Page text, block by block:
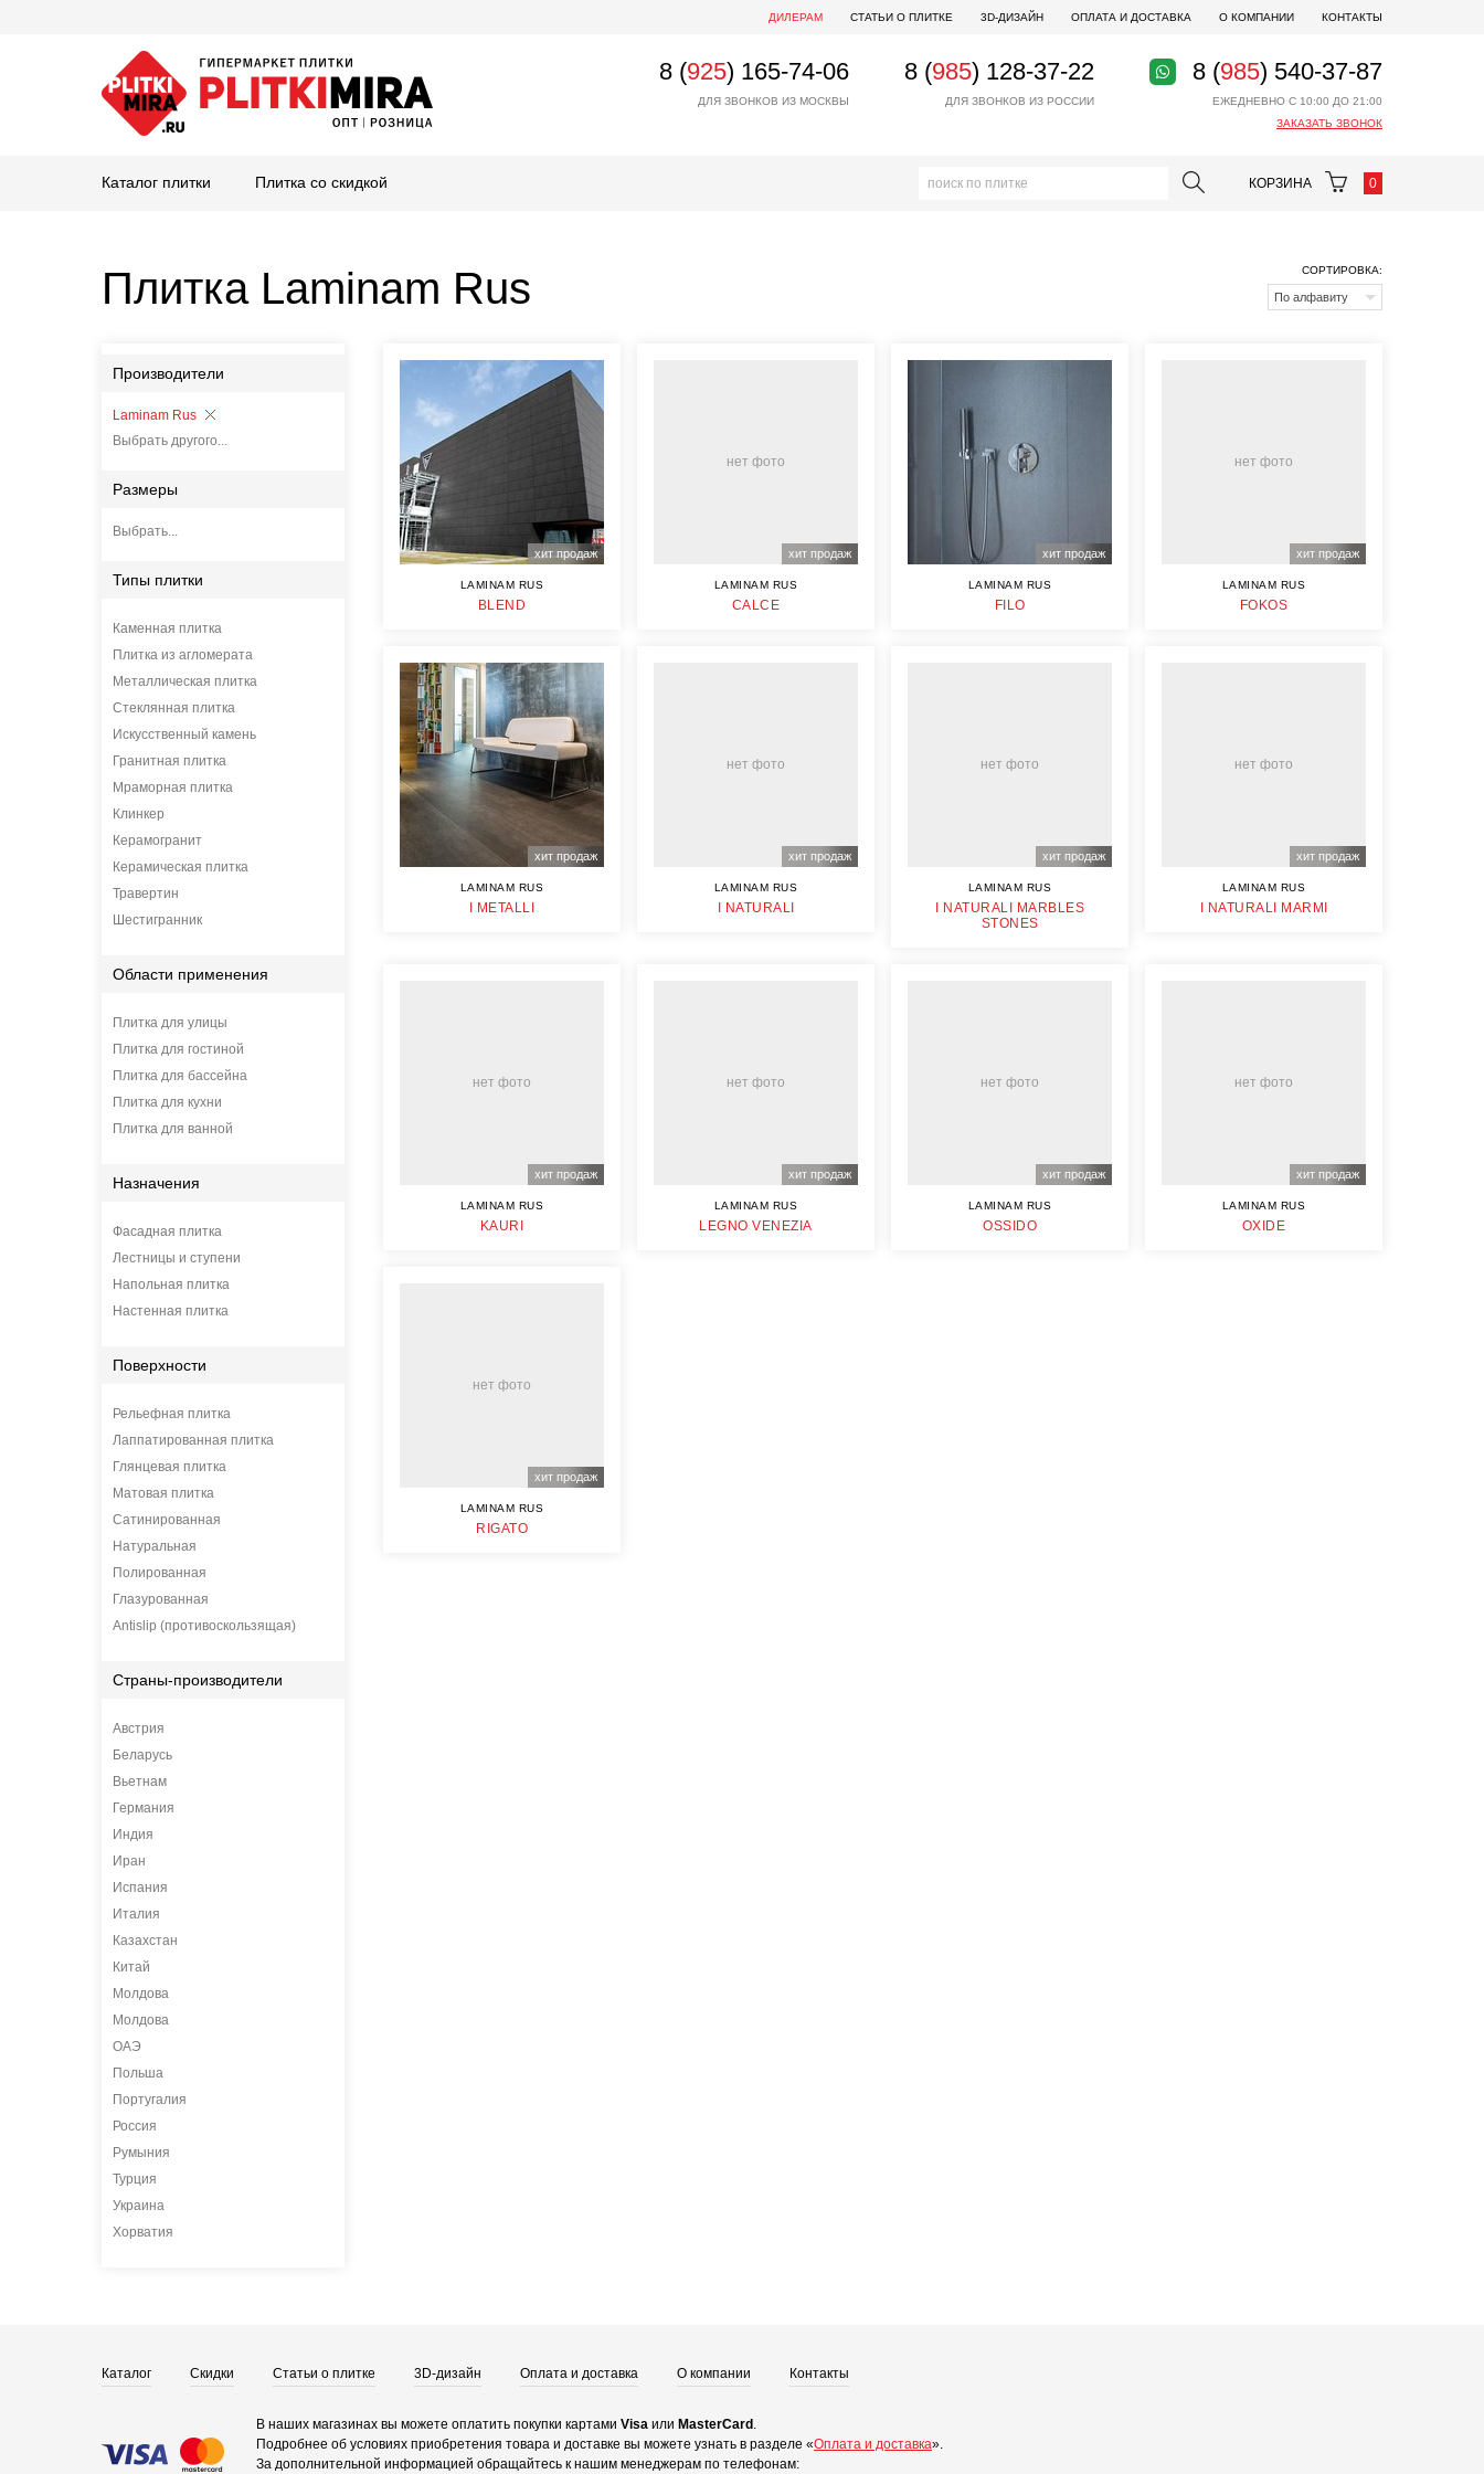
ДИЛЕРАМ СТАТЬИ О ПЛИТКЕ 3D-ДИЗАЙН ОПЛАТА И ДОСТАВКА О КОМПАНИИ КОНТАКТЫ
8 (925) 165-74-06
ДЛЯ ЗВОНКОВ ИЗ МОСКВЫ
8 (985) 128-37-22
ДЛЯ ЗВОНКОВ ИЗ РОССИИ
8 (985) 540-37-87
ЕЖЕДНЕВНО С 10:00 ДО 21:00
ЗАКАЗАТЬ ЗВОНОК
Каталог плитки Плитка со скидкой КОРЗИНА 0
Плитка Laminam Rus СОРТИРОВКА:
По алфавиту
Производители
Laminam Rus
Выбрать другого...
Размеры
Выбрать...
Типы плитки
Каменная плитка
Плитка из агломерата
Металлическая плитка
Стеклянная плитка
Искусственный камень
Гранитная плитка
Мраморная плитка
Клинкер
Керамогранит
Керамическая плитка
Травертин
Шестигранник
Области применения
Плитка для улицы
Плитка для гостиной
Плитка для бассейна
Плитка для кухни
Плитка для ванной
Назначения
Фасадная плитка
Лестницы и ступени
Напольная плитка
Настенная плитка
Поверхности
Рельефная плитка
Лаппатированная плитка
Глянцевая плитка
Матовая плитка
Сатинированная
Натуральная
Полированная
Глазурованная
Antislip (противоскользящая)
Страны-производители
Австрия
Беларусь
Вьетнам
Германия
Индия
Иран
Испания
Италия
Казахстан
Китай
Молдова
Молдова
ОАЭ
Польша
Португалия
Россия
Румыния
Турция
Украина
Хорватия
хит продаж
LAMINAM RUS
BLEND
нет фото
хит продаж
LAMINAM RUS
CALCE
хит продаж
LAMINAM RUS
FILO
нет фото
хит продаж
LAMINAM RUS
FOKOS
хит продаж
LAMINAM RUS
I METALLI
нет фото
хит продаж
LAMINAM RUS
I NATURALI
нет фото
хит продаж
LAMINAM RUS
I NATURALI MARBLES
STONES
нет фото
хит продаж
LAMINAM RUS
I NATURALI MARMI
нет фото
хит продаж
LAMINAM RUS
KAURI
нет фото
хит продаж
LAMINAM RUS
LEGNO VENEZIA
нет фото
хит продаж
LAMINAM RUS
OSSIDO
нет фото
хит продаж
LAMINAM RUS
OXIDE
нет фото
хит продаж
LAMINAM RUS
RIGATO
Каталог Скидки Статьи о плитке 3D-дизайн Оплата и доставка О компании Контакты
В наших магазинах вы можете оплатить покупки картами Visa или MasterCard .
Подробнее об условиях приобретения товара и доставке вы можете узнать в разделе «Оплата и доставка».
За дополнительной информацией обращайтесь к нашим менеджерам по телефонам: